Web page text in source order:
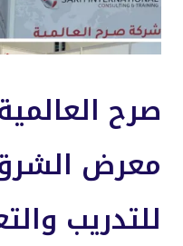
صرح
معرض